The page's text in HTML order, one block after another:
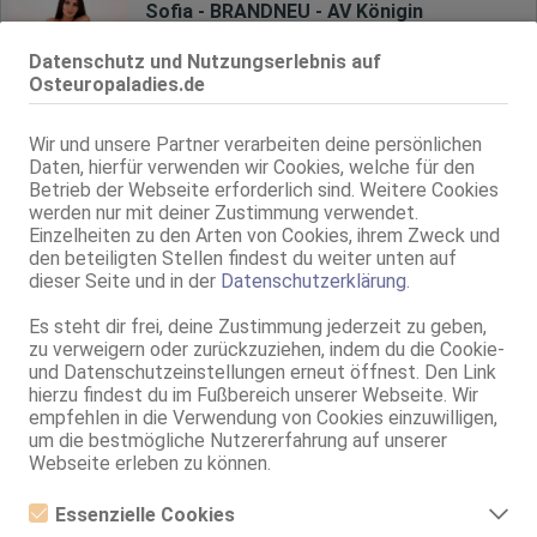
Datenschutz und Nutzungserlebnis auf
Osteuropaladies.de
Wir und unsere Partner verarbeiten deine persönlichen
Daten, hierfür verwenden wir Cookies, welche für den
Betrieb der Webseite erforderlich sind. Weitere Cookies
werden nur mit deiner Zustimmung verwendet.
Einzelheiten zu den Arten von Cookies, ihrem Zweck und
den beteiligten Stellen findest du weiter unten auf
dieser Seite und in der Datenschutzerklärung
Es steht dir frei, deine Zustimmung jederzeit zu geben,
zu verweigern oder zurückzuziehen, indem du die Cookie-
und Datenschutzeinstellungen erneut öffnest. Den Link
hierzu findest du im Fußbereich unserer Webseite. Wir
empfehlen in die Verwendung von Cookies einzuwilligen,
um die bestmögliche Nutzererfahrung auf unserer
Webseite erleben zu können.
Essenzielle Cookies
Sofia - BRANDNEU - AV Königin
ZK, AV, 69, GF6, Franz b. Ihr, BV, Schmu., Kuscheln
Trier
Luna im Club Purple
22 Jahre, 75B, KF 34, 1.65m, total rasiert, osteuropäisch
ZK, 69, GF6, NSa, NSp, Franz b. Ihr, BV
Live Sex Cam
LIVE viking_me
Englisch, Französisch, Rumänisch, Spanisch
Worms
englische heiße Emma
80C, KF 36/38, 1.70m, total rasiert, osteuropäisch
Idar-Oberstein